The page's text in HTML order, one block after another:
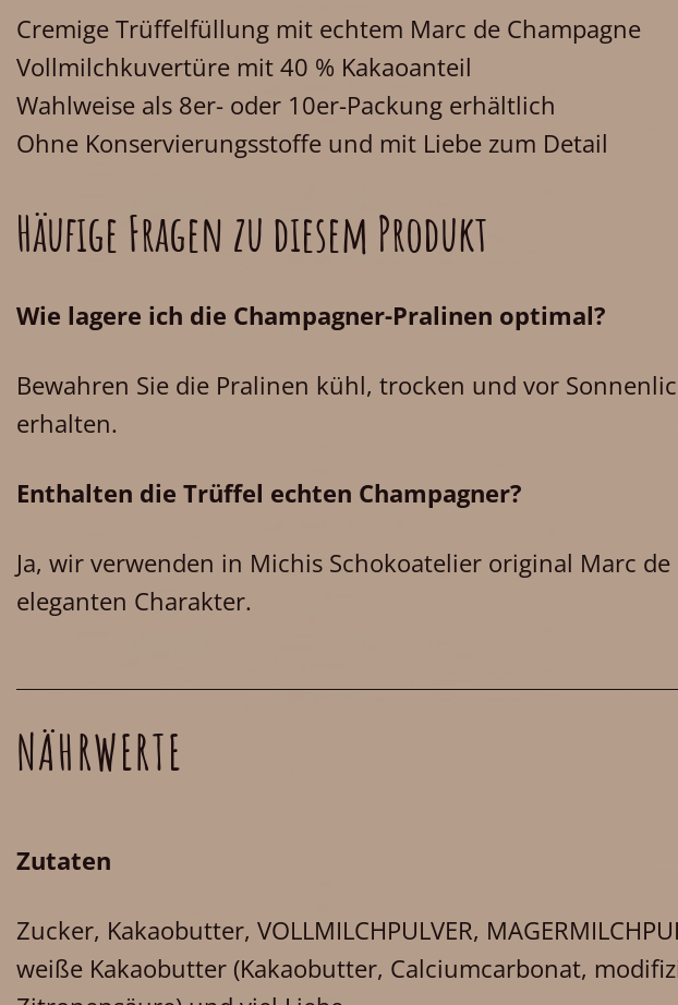
Cremige Trüffelfüllung mit echtem Marc de Champagne
Vollmilchkuvertüre mit 40 % Kakaoanteil
Wahlweise als 8er- oder 10er-Packung erhältlich
Ohne Konservierungsstoffe und mit Liebe zum Detail
Häufige Fragen zu diesem Produkt
Wie lagere ich die Champagner-Pralinen optimal?
Bewahren Sie die Pralinen kühl, trocken und vor
erhalten.
Enthalten die Trüffel echten Champagner?
Ja, wir verwenden in Michis Schokoatelier original Marc
eleganten Charakter.
NÄHRWERTE
Zutaten
Zucker, Kakaobutter, VOLLMILCHPULVER,
weiße Kakaobutter (Kakaobutter, Calciumcarbonat,